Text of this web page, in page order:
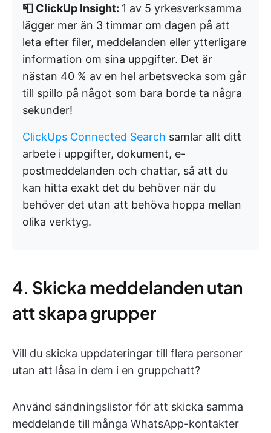
📮 ClickUp Insight: 1 av 5 yrkesverksamma
lägger mer än 3 timmar om dagen på att
leta efter filer, meddelanden eller ytterligare
information om sina uppgifter. Det är
nästan 40 % av en hel arbetsvecka som går
till spillo på något som bara borde ta några
sekunder!
ClickUps Connected Search samlar allt ditt
arbete i uppgifter, dokument, e-
postmeddelanden och chattar, så att du
kan hitta exakt det du behöver när du
behöver det utan att behöva hoppa mellan
olika verktyg.
4. Skicka meddelanden utan
att skapa grupper
Vill du skicka uppdateringar till flera personer
utan att låsa in dem i en gruppchatt?
Använd sändningslistor för att skicka samma
meddelande till många WhatsApp-kontakter